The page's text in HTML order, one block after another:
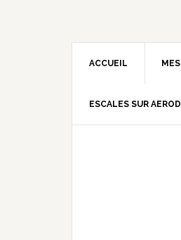
ACCUEIL
ESCALES SUR